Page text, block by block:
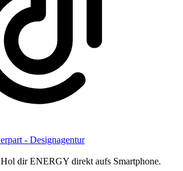
Hol dir ENERGY direkt aufs Smartphone.